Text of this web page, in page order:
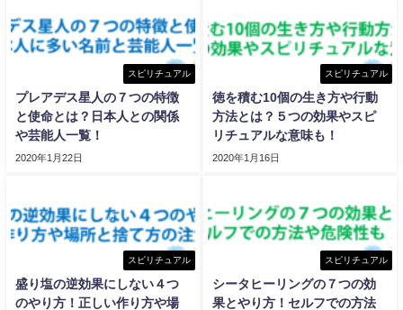
スピリチュアル
プレアデス星人の７つの特徴
と使命とは？日本人との関係
や芸能人一覧！
2020年1月22日
スピリチュアル
徳を積む10個の生き方や行動
方法とは？５つの効果やスピ
リチュアルな意味も！
2020年1月16日
スピリチュアル
盛り塩の逆効果にしない４つ
のやり方！正しい作り方や場
スピリチュアル
シータヒーリングの７つの効
果とやり方！セルフでの方法